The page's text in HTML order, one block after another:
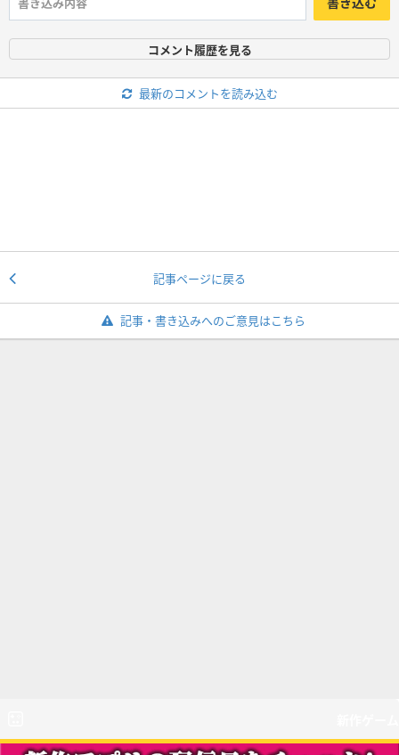
コメント履歴を見る
最新のコメントを読み込む
記事ページに戻る
記事・書き込みへのご意見はこちら